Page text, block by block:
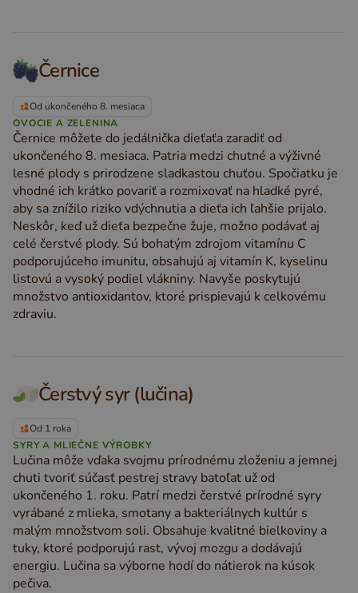
Černice
Od ukončeného 8. mesiaca
OVOCIE A ZELENINA
Černice môžete do jedálnička dieťaťa zaradiť od
ukončeného 8. mesiaca. Patria medzi chutné a výživné
lesné plody s prirodzene sladkastou chuťou. Spočiatku je
vhodné ich krátko povariť a rozmixovať na hladké pyré,
aby sa znížilo riziko vdýchnutia a dieťa ich ľahšie prijalo.
Neskôr, keď už dieťa bezpečne žuje, možno podávať aj
celé čerstvé plody. Sú bohatým zdrojom vitamínu C
podporujúceho imunitu, obsahujú aj vitamín K, kyselinu
listovú a vysoký podiel vlákniny. Navyše poskytujú
množstvo antioxidantov, ktoré prispievajú k celkovému
zdraviu.
Čerstvý syr (lučina)
Od 1 roka
SYRY A MLIEČNE VÝROBKY
Lučina môže vďaka svojmu prírodnému zloženiu a jemnej
chuti tvoriť súčasť pestrej stravy batoľat už od
ukončeného 1. roku. Patrí medzi čerstvé prírodné syry
vyrábané z mlieka, smotany a bakteriálnych kultúr s
malým množstvom soli. Obsahuje kvalitné bielkoviny a
tuky, ktoré podporujú rast, vývoj mozgu a dodávajú
energiu. Lučina sa výborne hodí do nátierok na kúsok
pečiva.